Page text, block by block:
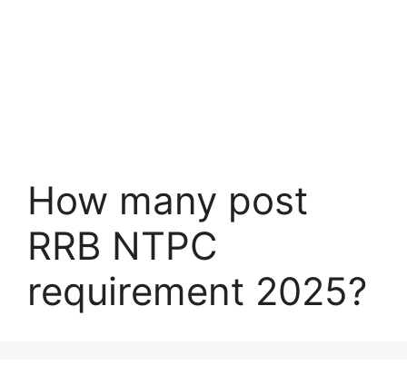
How many post
RRB NTPC
requirement 2025?